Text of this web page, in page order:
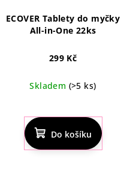
ECOVER Tablety do myčky
All-in-One 22ks
299 Kč
Skladem (>5 ks)
Do košíku